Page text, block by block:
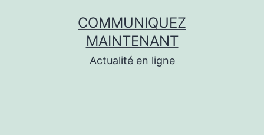
COMMUNIQUEZ
MAINTENANT
Actualité en ligne